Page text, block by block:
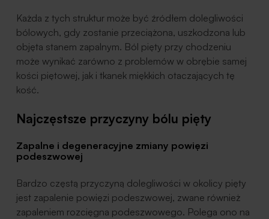
Każda z tych struktur może być źródłem dolegliwości
bólowych, gdy zostanie przeciążona, uszkodzona lub
objęta stanem zapalnym. Ból pięty przy chodzeniu
może wynikać zarówno z problemów w obrębie samej
kości piętowej, jak i tkanek miękkich otaczających tę
kość.
Najczęstsze przyczyny bólu pięty
Zapalne i degeneracyjne zmiany powięzi
podeszwowej
Bardzo częstą przyczyną dolegliwości w okolicy pięty
jest zapalenie powięzi podeszwowej, zwane również
zapaleniem rozcięgna podeszwowego. Polega ono na